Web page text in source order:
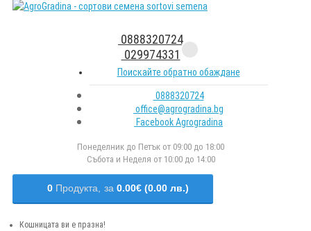
0888320724
029974331
Поискайте обратно обаждане
0888320724
office@agrogradina.bg
Facebook Agrogradina
Понеделник до Петък от 09:00 до 18:00
Събота и Неделя от 10:00 до 14:00
0 Продукта, за 0.00€ (0.00 лв.)
Кошницата ви е празна!